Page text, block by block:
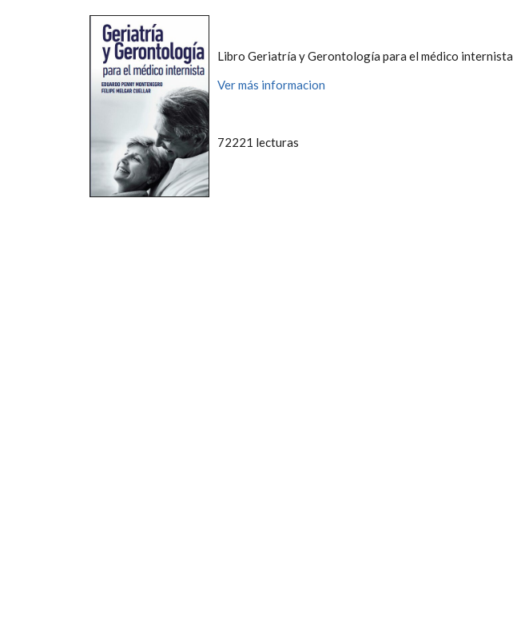
Libro Geriatría y Gerontología para el médico internista
Ver más informacion
72221 lecturas